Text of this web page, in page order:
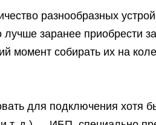
разнообразных
лучше заранее приобрести
момент собирать их на
для подключения хотя